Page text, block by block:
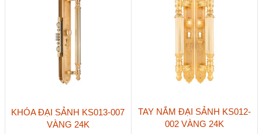
KHÓA ĐẠI SẢNH KS013-007
VÀNG 24K
TAY NẮM ĐẠI SẢNH KS012-
002 VÀNG 24K